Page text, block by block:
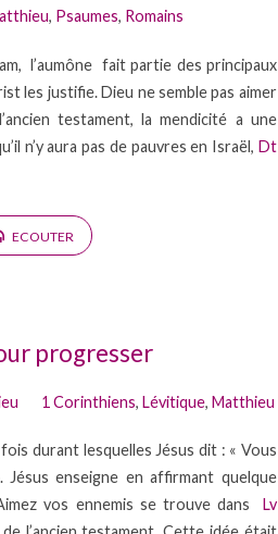
, Psaumes, Romains
l’aumône fait partie des principaux
les justifie. Dieu ne semble pas aimer
testament, la mendicité a une
n’y aura pas de pauvres en Israël, Dt
ECOUTER
progresser
1 Corinthiens, Lévitique, Matthieu
durant lesquelles Jésus dit : « Vous
enseigne en affirmant quelque
vos ennemis se trouve dans Lv